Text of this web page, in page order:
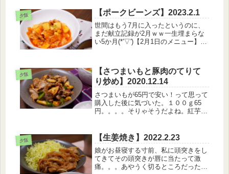
塩回鍋肉・もやしナムル・トマト・し
いたけと春雨の中華スープ塩こうじ...
夕飯 【ポークビーンズ】2023.2.1
世間はもう7月に入ったというのに、
まだ献立記録が2月ｗｗ一生埋まらな
い5か月(*'▽')【2月1日のメニュー】・
アボカドサラダ作ってないなー近所の
スーパーのアボカドの質が落...
夕飯
【さつまいもと豚肉のてりて
り炒め】2020.12.14
さつまいもが65円で安い！って思って
購入した後に気づいた。１００ｇ65
円。。。。そりゃそうだよね。紅芋は
は普通に張りました。なので、いつも
はお味噌汁に入れがちなさつまいも
を...
夕飯 【生姜焼き】2022.2.23
娘がお昼寝する寸前、私に頭突きをし
てきてその頭突きが唇に当たって激
痛。。。あやうく切るところだったぜ